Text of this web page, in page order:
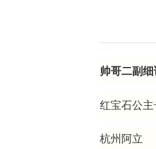
帅哥二副
红宝石公主
杭州阿立